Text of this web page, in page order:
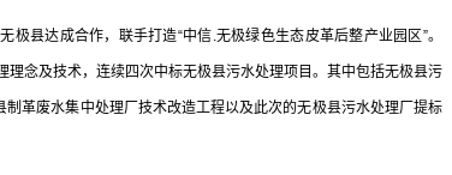
县达成合作，联手打造“中信.无极绿色生态皮革后整产业园区”。
念及技术，连续四次中标无极县污水处理项目。其中包括无极县污
革废水集中处理厂技术改造工程以及此次的无极县污水处理厂提标